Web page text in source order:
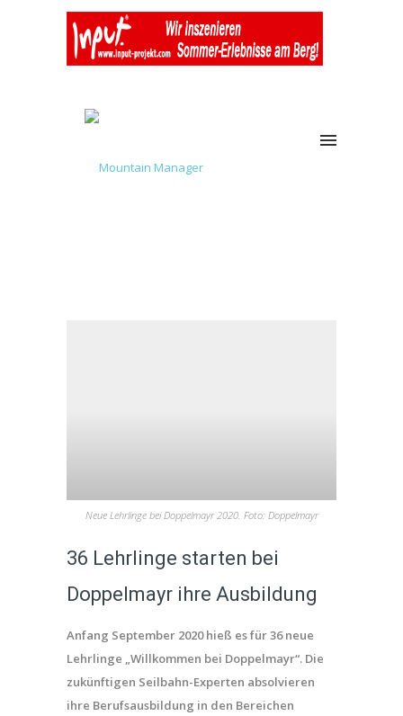
Neue Lehrlinge bei Doppelmayr 2020. Foto: Doppelmayr
36 Lehrlinge starten bei
Doppelmayr ihre Ausbildung
Anfang September 2020 hieß es für 36 neue
Lehrlinge „Willkommen bei Doppelmayr“. Die
zukünftigen Seilbahn-Experten absolvieren
ihre Berufsausbildung in den Bereichen